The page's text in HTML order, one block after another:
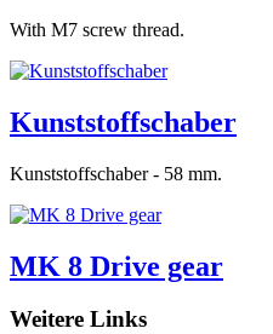
With M7 screw thread.
Kunststoffschaber
Kunststoffschaber - 58 mm.
MK 8 Drive gear
Weitere Links